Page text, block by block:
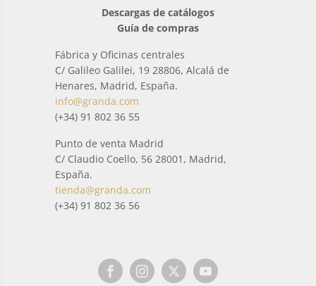
Descargas de catálogos
Guía de compras
Fábrica y Oficinas centrales
C/ Galileo Galilei, 19 28806, Alcalá de
Henares, Madrid, España.
info@granda.com
(+34) 91 802 36 55
Punto de venta Madrid
C/ Claudio Coello, 56 28001, Madrid,
España.
tienda@granda.com
(+34) 91 802 36 56